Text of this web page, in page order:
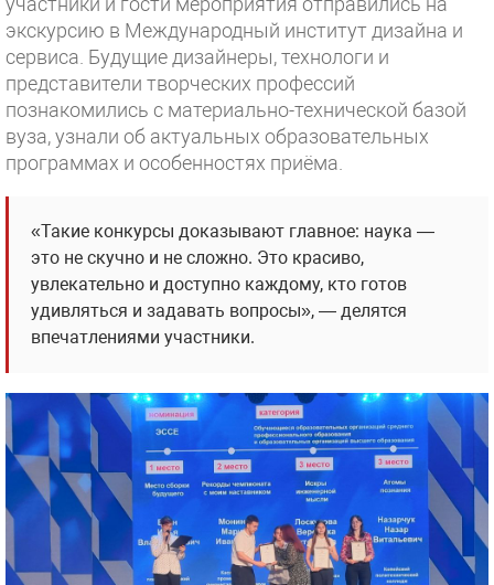
экскурсию в Международный институт дизайна и
сервиса. Будущие дизайнеры, технологи и
представители творческих профессий
познакомились с материально-технической базой
вуза, узнали об актуальных образовательных
программах и особенностях приёма.
«Такие конкурсы доказывают главное: наука —
это не скучно и не сложно. Это красиво,
увлекательно и доступно каждому, кто готов
удивляться и задавать вопросы», — делятся
впечатлениями участники.